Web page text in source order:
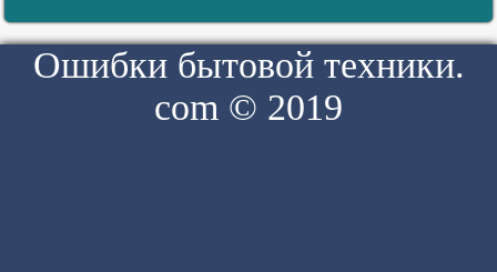
Ошибки бытовой техники.
com © 2019